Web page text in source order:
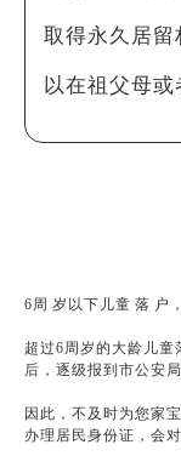
取得永久居
以在祖父母
6周 岁以下儿童 落 户
超过6周岁的大龄儿
后，逐级报到市公安
因此，不及时为您家
办理居民身份证，会